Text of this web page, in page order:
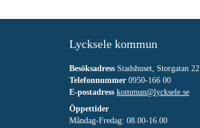
Lycksele kommun
Besöksadress Stadshuset, Storgatan 22
Telefonnummer 0950-166 00
E-postadress kommun@lycksele.se
Öppettider
Måndag-Fredag: 08.00-16.00